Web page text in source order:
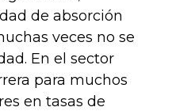
de absorción
veces no se
En el sector
para muchos
en tasas de